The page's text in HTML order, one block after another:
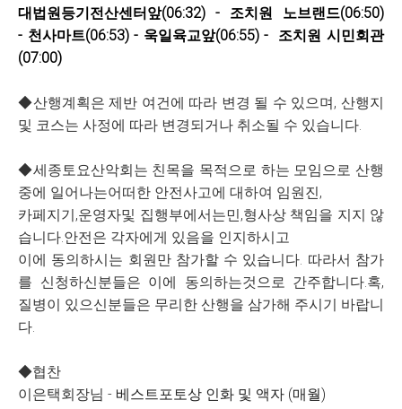
대법원등기전산센터앞(06:32) - 조치원 노브랜드(06:50)
- 천사마트(06:53)- 욱일육교앞(06:55) - 조치원 시민회관
(07:00)
◆산행계획은 제반 여건에 따라 변경 될 수 있으며, 산행지
및 코스는 사정에 따라 변경되거나 취소될 수 있습니다.
◆세종토요산악회는 친목을 목적으로 하는 모임으로 산행
중에 일어나는어떠한 안전사고에 대하여 임원진,
카페지기,운영자및 집행부에서는민,형사상 책임을 지지 않
습니다.안전은 각자에게 있음을 인지하시고
이에 동의하시는 회원만 참가할 수 있습니다. 따라서 참가
를 신청하신분들은 이에 동의하는것으로 간주합니다.혹,
질병이 있으신분들은 무리한 산행을 삼가해 주시기 바랍니
다.
◆협찬
이은택회장님 - 베스트포토상 인화 및 액자 (매월)